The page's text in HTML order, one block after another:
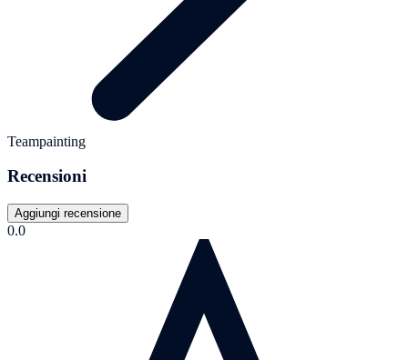
Teampainting
Recensioni
Aggiungi recensione
0.0